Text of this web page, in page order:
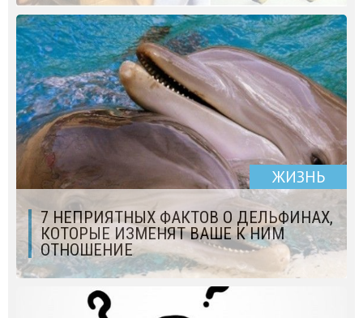
ЖИЗНЬ
7 НЕПРИЯТНЫХ ФАКТОВ О ДЕЛЬФИНАХ,
КОТОРЫЕ ИЗМЕНЯТ ВАШЕ К НИМ
ОТНОШЕНИЕ